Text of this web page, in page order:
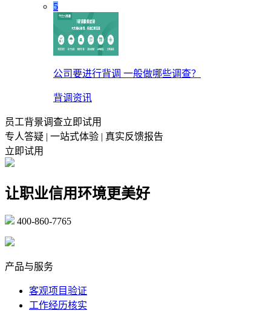
5
公司要进行背调 一般做哪些调查？
背调资讯
员工背景调查立即试用
专人答疑 | 一站式体验 | 真实反馈报告
立即试用
让职业信用环境更美好
400-860-7765
产品与服务
客观项目验证
工作经历核实